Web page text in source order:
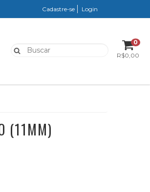
Cadastre-se Login
0
R$0,00
(11MM)